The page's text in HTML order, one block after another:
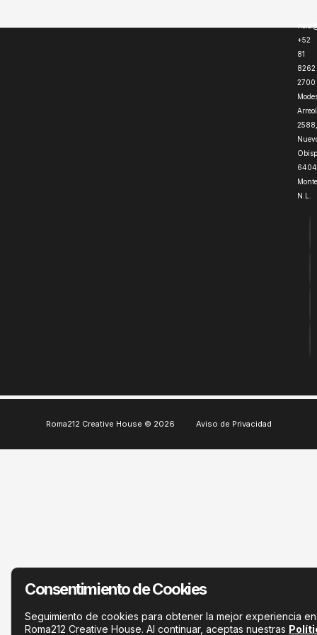
+52
81
8262
2700
2588,
N.L.
Roma212 Creative House © 2026 Aviso de Privacidad
Consentimiento de Cookies
Seguimiento de cookies para obtener la mejor experiencia en
Roma212 Creative House. Al continuar, aceptas nuestras